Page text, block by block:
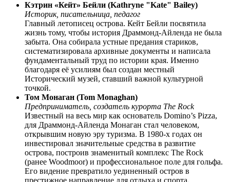
Кэтрин «Кейт» Бейли (Kathryne "Kate" Bailey)
Историк, писательница, педагог
Главный летописец острова. Кейт Бейли посвятила
жизнь тому, чтобы история Драммонд-Айленда не была
забыта. Она собирала устные предания стариков,
систематизировала архивные документы и написала
фундаментальный труд по истории края. Именно
благодаря её усилиям был создан местный
Исторический музей, ставший важной культурной
точкой.
Том Монаган (Tom Monaghan)
Предприниматель, создатель курорта The Rock
Известный на весь мир как основатель Domino’s Pizza,
для Драммонд-Айленда Монаган стал человеком,
открывшим новую эру туризма. В 1980-х годах он
инвестировал значительные средства в развитие
острова, построив знаменитый комплекс The Rock
(ранее Woodmoor) и профессиональное поле для гольфа.
Его видение превратило уединенный остров в